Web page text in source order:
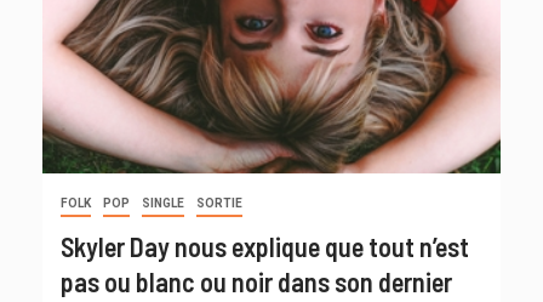
FOLK POP SINGLE SORTIE
Skyler Day nous explique que tout n’est
pas ou blanc ou noir dans son dernier